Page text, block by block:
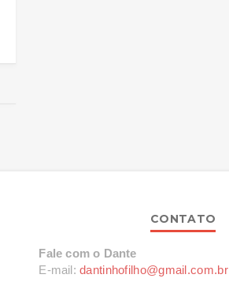
CONTATO
Fale com o Dante
E-mail: dantinhofilho@gmail.com.br